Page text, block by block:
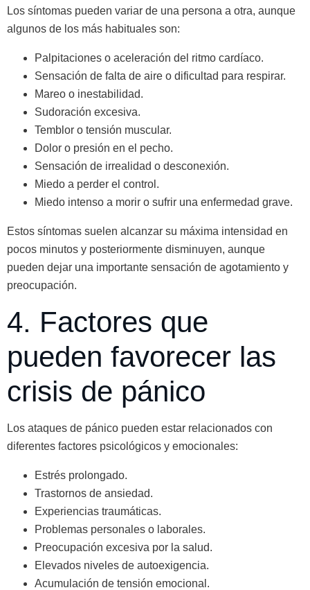
Los síntomas pueden variar de una persona a otra, aunque
algunos de los más habituales son:
Palpitaciones o aceleración del ritmo cardíaco.
Sensación de falta de aire o dificultad para respirar.
Mareo o inestabilidad.
Sudoración excesiva.
Temblor o tensión muscular.
Dolor o presión en el pecho.
Sensación de irrealidad o desconexión.
Miedo a perder el control.
Miedo intenso a morir o sufrir una enfermedad grave.
Estos síntomas suelen alcanzar su máxima intensidad en
pocos minutos y posteriormente disminuyen, aunque
pueden dejar una importante sensación de agotamiento y
preocupación.
4. Factores que
pueden favorecer las
crisis de pánico
Los ataques de pánico pueden estar relacionados con
diferentes factores psicológicos y emocionales:
Estrés prolongado.
Trastornos de ansiedad.
Experiencias traumáticas.
Problemas personales o laborales.
Preocupación excesiva por la salud.
Elevados niveles de autoexigencia.
Acumulación de tensión emocional.